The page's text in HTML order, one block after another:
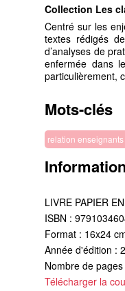
Collection Les
Centré sur les
textes rédigés
d’analyses de
enfermée dans
particulièrement,
Mots-clés
relation
LIVRE PAPIER
ISBN :
Format : 16x24
Année d'édition :
Nombre de
Télécharger la